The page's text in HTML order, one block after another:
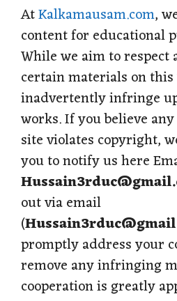
p
p
o
k
a
m
e
s
t
AtKalkamausam.com,
content for educational
While we aim to
certain materials on
inadvertently infringe
works. If you believe
site violates copyright,
you to notify us here
out via email
(
promptly address your
remove any infringing
cooperation is greatly